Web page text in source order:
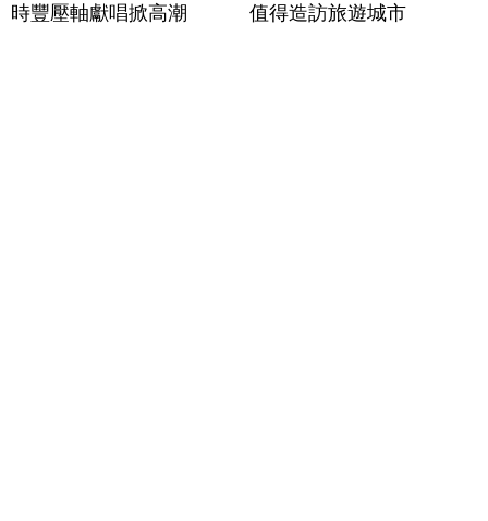
時豐壓軸獻唱掀高潮
值得造訪旅遊城市